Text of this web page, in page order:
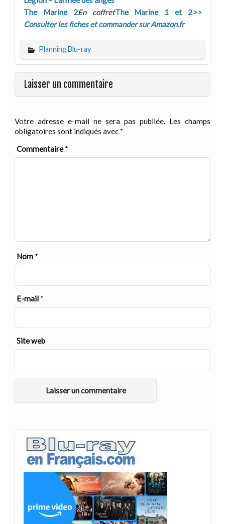
The Marine 2En coffretThe Marine 1 et 2>>
Consulter les fiches et commander sur Amazon.fr
Planning Blu-ray
Laisser un commentaire
Votre adresse e-mail ne sera pas publiée.
Les champs
obligatoires sont indiqués avec *
Commentaire*
Nom *
E-mail *
Site web